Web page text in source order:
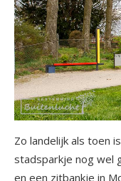
Zo landelijk als toen
stadsparkje nog wel
en een zitbankje in